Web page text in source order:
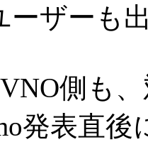
ーザーも
側も
発表直